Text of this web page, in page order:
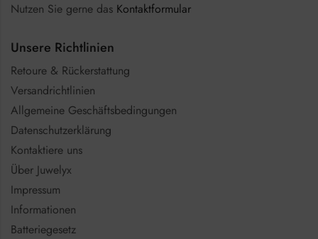
Nutzen Sie gerne das Kontaktformular
Unsere Richtlinien
Retoure & Rückerstattung
Versandrichtlinien
Allgemeine Geschäftsbedingungen
Datenschutzerklärung
Kontaktiere uns
Über Juwelyx
Impressum
Informationen
Batteriegesetz